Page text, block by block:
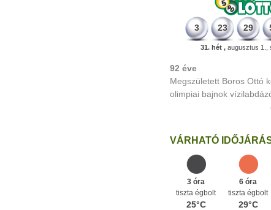
3 23 29
31. hét , augusztus 1.,
89 éve
Megszületett Gecse
vallástörténész, aki
Tamást fordított
VÁRHATÓ
3 óra
tiszta égbolt
25°C
6 óra
tiszta égbolt
29°C